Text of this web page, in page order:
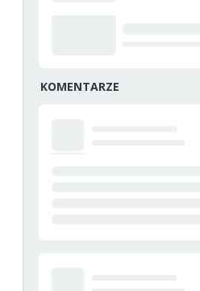
KOMENTARZE